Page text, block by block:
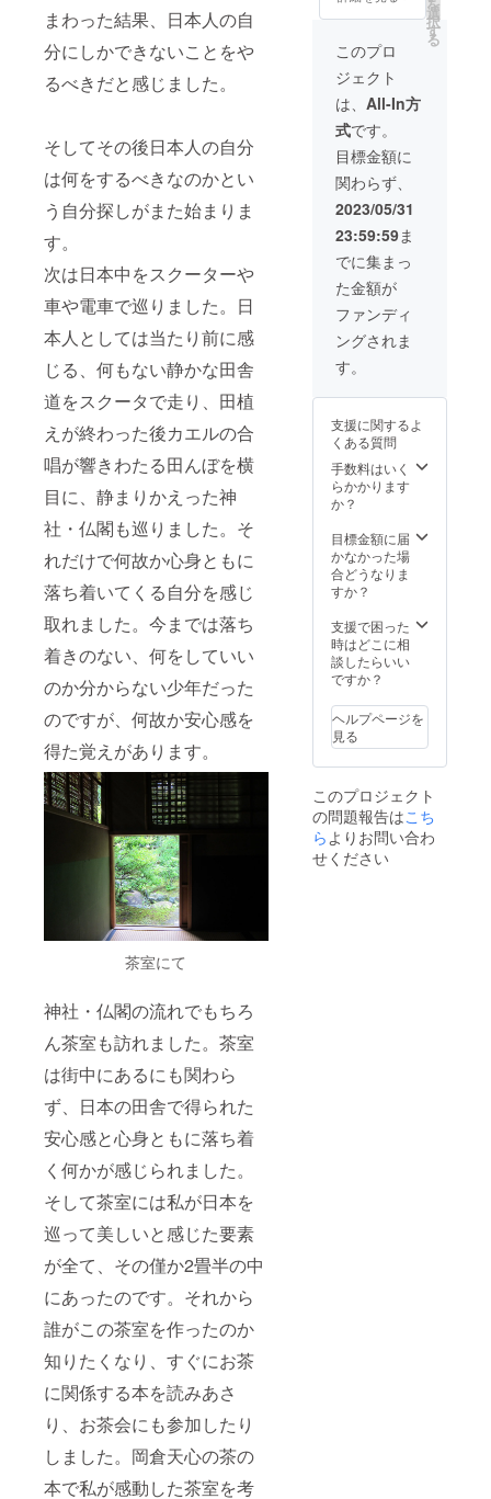
まわった結果、日本人の自
分にしかできないことをや
るべきだと感じました。
そしてその後日本人の自分
は何をするべきなのかとい
う自分探しがまた始まりま
す。
次は日本中をスクーターや
車や電車で巡りました。日
本人としては当たり前に感
じる、何もない静かな田舎
道をスクータで走り、田植
えが終わった後カエルの合
唱が響きわたる田んぼを横
目に、静まりかえった神
社・仏閣も巡りました。そ
れだけで何故か心身ともに
落ち着いてくる自分を感じ
取れました。今までは落ち
着きのない、何をしていい
のか分からない少年だった
のですが、何故か安心感を
得た覚えがあります。
茶室にて
神社・仏閣の流れでもちろ
ん茶室も訪れました。茶室
は街中にあるにも関わら
ず、日本の田舎で得られた
安心感と心身ともに落ち着
く何かが感じられました。
そして茶室には私が日本を
巡って美しいと感じた要素
が全て、その僅か2畳半の中
にあったのです。それから
誰がこの茶室を作ったのか
知りたくなり、すぐにお茶
に関係する本を読みあさ
り、お茶会にも参加したり
しました。岡倉天心の茶の
本で私が感動した茶室を考
レー
ション
を手掛
ける。
2016年
より画
家とし
ても活
動をは
じめ、
墨汁と
筆によ
る抽象
画など
を国内
外で発
表す
る。 ※
トート
はお茶
然由来
で、使
用中に
色が変
化する
恐れが
す。 ※
トート
は一つ
一つ手
すの
で、画
面で見
た色と
異なる
色合い
になる
ます。
※「実際
にお届
けする
リター
をご確
さ
い。」
※「実際
にお届
リター
ンと
パッ
ケージ
等のデ
ザイン
が異な
る場合
があり
ますの
で、あ
らかじ
めご了
い。」
と日本
茶を
12ヶ月
間定期
便でお
送り致
しま
す。 ご
支援の
お気持
ちに感
謝いた
しま
す。 ご
支援い
ただい
た金額
は目標
大切に
使わせ
て頂き
ます。
【時
期】
2024年
7月まで
12ヶ月
月10日
を目安
に発送
致しま
計24種
類のお
茶を送
らせて
す。
す。
「当日
の詳細
内容」
TEA
FACTO
RY
GEN代
表の高
橋との
お茶摘
みとお
茶作り
体験。
各種
2023年
の新茶
の試飲
もでき
ます。
で手摘
たお茶
を皆様
でお茶
にして
作りた
の日に
持ち帰
るとい
うもの
ご自身
で摘ま
れたお
茶をご
お友達
と摘ん
だ日の
ことを
がら飲
むのも
良いか
もしれ
ません
畑・茶
工場に
も案内
させて
頂き、
ご支援
者さま
の作り
たいお
茶など
のヒア
リング
をしな
がら、
一から
茶葉の
選定、
ブレン
ド、
パッ
どをさ
ただき
ます。
ギフト
対応な
ども可
のでぜ
ひこの
機会に
どう
の目安
30g袋入
り 50
袋 ※お
島県産
以外の
ものに
なりま
ご了承
願いま
す。 販
売用の
場合は
選
択
す
る
このプロ
ジェクト
は、 All-In方
式です。
目標金額に
関わらず、
2023/05/31
23:59:59ま
でに集まっ
た金額が
ファンディ
ングされま
す。
支援に関するよ
くある質問
手数料はいく
らかかります
か？
目標金額に届
かなかった場
合どうなりま
すか？
支援で困った
時はどこに相
談したらいい
ですか？
ヘルプページを
見る
このプロジェクト
の問題報告はこち
らよりお問い合わ
せください